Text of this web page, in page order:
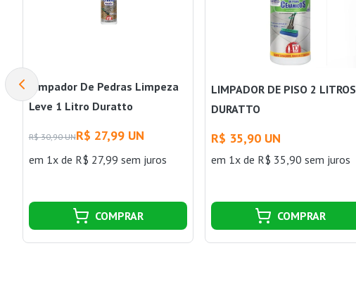
Limpador De Pedras Limpeza
Leve 1 Litro Duratto
R$ 30,90 UNR$ 27,99 UN
em 1x de R$ 27,99 sem juros
COMPRAR
LIMPADOR DE PISO 2 LITROS
DURATTO
R$ 35,90 UN
em 1x de R$ 35,90 sem juros
COMPRAR